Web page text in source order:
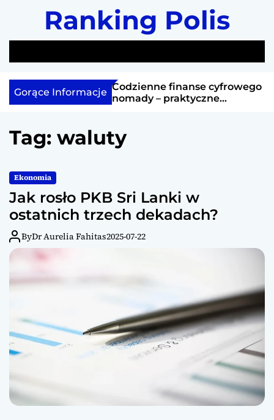
Ranking Polis
a
r
n
u
Gorące Informacje
w Szwecji
się na notowania
Codzienne finanse cyfrowego
nomady – praktyczne
Tag: waluty
Ekonomia
Jak rosło PKB Sri Lanki w
ostatnich trzech dekadach?
ByDr Aurelia Fahitas2025-07-22